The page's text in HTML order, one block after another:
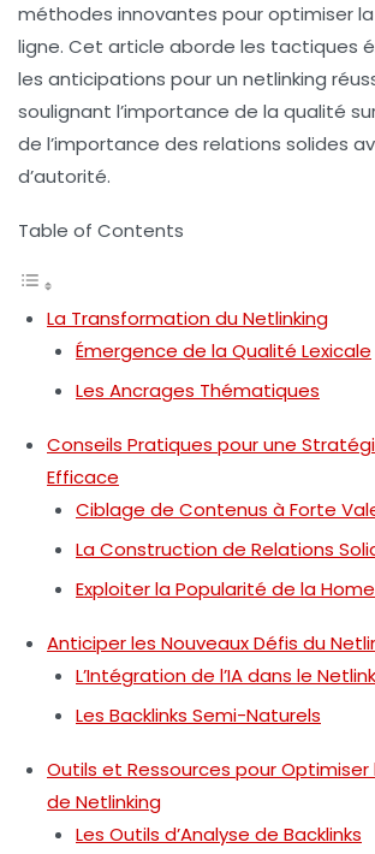
méthodes innovantes pour optimiser
ligne. Cet article aborde les tactiques
les anticipations pour un netlinking
soulignant l’importance de la qualité
de l’importance des relations solides
d’autorité.
Table of Contents
La Transformation du Netlinking
Émergence de la Qualité Lexicale
Les Ancrages Thématiques
Conseils Pratiques pour une
Efficace
Ciblage de Contenus à Forte
La Construction de Relations
Exploiter la Popularité de la
Anticiper les Nouveaux Défis du
L’Intégration de l’IA dans le
Les Backlinks Semi-Naturels
Outils et Ressources pour
de Netlinking
Les Outils d’Analyse de Backlinks